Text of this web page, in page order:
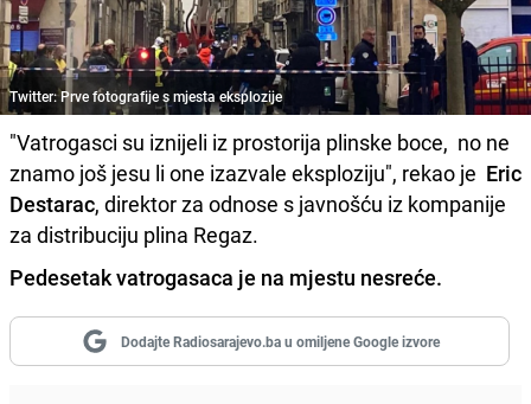
Twitter: Prve fotografije s mjesta eksplozije
"Vatrogasci su iznijeli iz prostorija plinske boce, no ne
znamo još jesu li one izazvale eksploziju", rekao je Eric
Destarac, direktor za odnose s javnošću iz kompanije
za distribuciju plina Regaz.
Pedesetak vatrogasaca je na mjestu nesreće.
Dodajte Radiosarajevo.ba u omiljene Google izvore